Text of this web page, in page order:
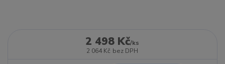
2 498 Kč/ks
2 064 Kč bez DPH